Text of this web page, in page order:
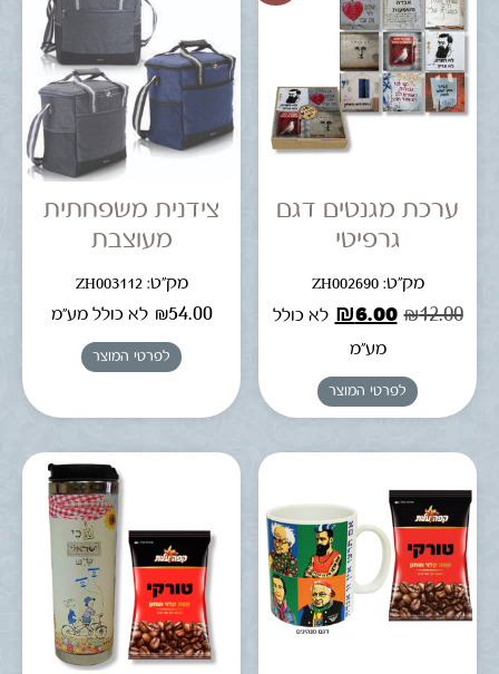
ערכת מגנטים דגם
גרפיטי
מק"ט: ZH002690
₪12.00
₪6.00
לא כולל
מע"מ
לפרטי המוצר
צידנית משפחתית
מעוצבת
מק"ט: ZH003112
₪54.00 לא כולל מע"מ
לפרטי המוצר